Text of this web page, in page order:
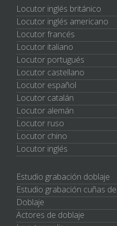
Locutor inglés británico
Locutor inglés americano
Locutor francés
Locutor italiano
Locutor portugués
Locutor castellano
Locutor español
Locutor catalán
Locutor alemán
Locutor ruso
Locutor chino
Locutor inglés
Estudio grabación doblaje
Estudio grabación cuñas
Doblaje
Actores de doblaje